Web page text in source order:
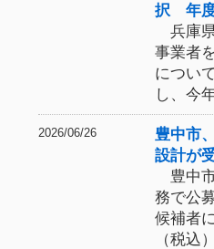
択 年
兵庫
事業者
につい
し、今
2026/06/26
豊中市
設計が
豊中
務で公
候補者
（税